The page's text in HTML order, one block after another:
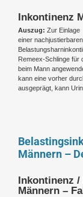
Inkontinenz
Auszug: Zur Einlage
einer
Remeex-Schlinge für
beim Mann
kann eine vorher
ausgeprägt, kann
Männern –
Inkontinenz
Männern –